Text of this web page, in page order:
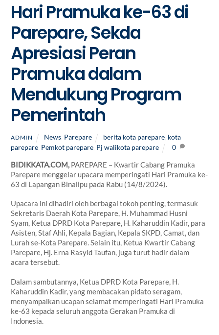
Hari Pramuka ke-63 di
Parepare, Sekda
Apresiasi Peran
Pramuka dalam
Mendukung Program
Pemerintah
ADMIN News, Parepare berita kota parepare, kota
parepare Pemkot parepare Pj walikota parepare 0
BIDIKKATA.COM, PAREPARE – Kwartir Cabang Pramuka
Parepare menggelar upacara memperingati Hari Pramuka ke-
63 di Lapangan Binalipu pada Rabu (14/8/2024).
Upacara ini dihadiri oleh berbagai tokoh penting, termasuk
Sekretaris Daerah Kota Parepare, H. Muhammad Husni
Syam, Ketua DPRD Kota Parepare, H. Kaharuddin Kadir, para
Asisten, Staf Ahli, Kepala Bagian, Kepala SKPD, Camat, dan
Lurah se-Kota Parepare. Selain itu, Ketua Kwartir Cabang
Parepare, Hj. Erna Rasyid Taufan, juga turut hadir dalam
acara tersebut.
Dalam sambutannya, Ketua DPRD Kota Parepare, H.
Kaharuddin Kadir, yang membacakan pidato seragam,
menyampaikan ucapan selamat memperingati Hari Pramuka
ke-63 kepada seluruh anggota Gerakan Pramuka di
Indonesia.